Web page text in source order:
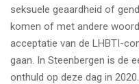
seksuele geaardheid of
komen of met andere
acceptatie van de LHBTI-
gaan. In Steenbergen is de
onthuld op deze dag in